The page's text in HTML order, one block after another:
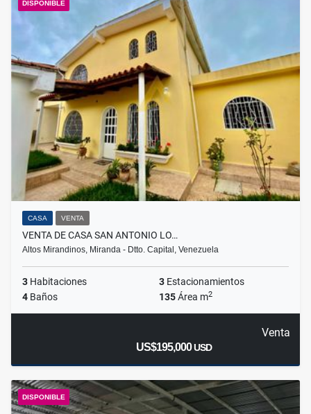
DISPONIBLE
CASA VENTA
VENTA DE CASA SAN ANTONIO LO…
Altos Mirandinos, Miranda - Dtto. Capital, Venezuela
3 Habitaciones 3 Estacionamientos
4 Baños 135Área m2
Venta
US$195,000USD
DISPONIBLE